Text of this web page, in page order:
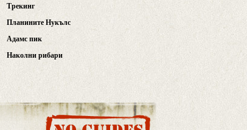
Трекинг
Планините Нукълс
Адамс пик
Наколни рибари